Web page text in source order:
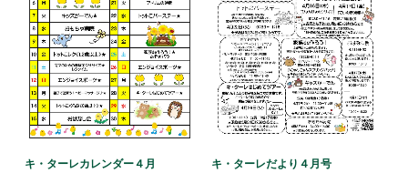
キ・ターレカレンダー４月 キ・ターレだより４月号